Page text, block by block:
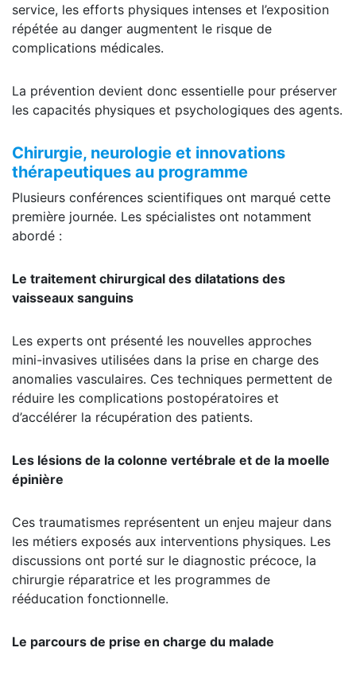
service, les efforts physiques intenses et l’exposition
répétée au danger augmentent le risque de
complications médicales.
La prévention devient donc essentielle pour préserver
les capacités physiques et psychologiques des agents.
Chirurgie, neurologie et innovations
thérapeutiques au programme
Plusieurs conférences scientifiques ont marqué cette
première journée. Les spécialistes ont notamment
abordé :
Le traitement chirurgical des dilatations des
vaisseaux sanguins
Les experts ont présenté les nouvelles approches
mini-invasives utilisées dans la prise en charge des
anomalies vasculaires. Ces techniques permettent de
réduire les complications postopératoires et
d’accélérer la récupération des patients.
Les lésions de la colonne vertébrale et de la moelle
épinière
Ces traumatismes représentent un enjeu majeur dans
les métiers exposés aux interventions physiques. Les
discussions ont porté sur le diagnostic précoce, la
chirurgie réparatrice et les programmes de
rééducation fonctionnelle.
Le parcours de prise en charge du malade